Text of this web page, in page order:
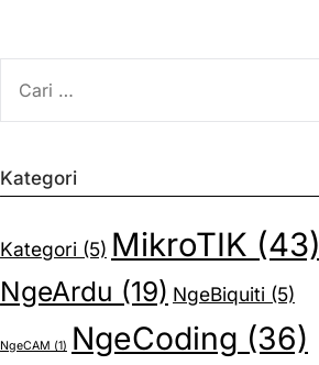
UNTUK:
Kategori
Kategori (5) MikroTIK (43)
NgeArdu (19) NgeBiquiti (5)
NgeCAM (1) NgeCoding (36)